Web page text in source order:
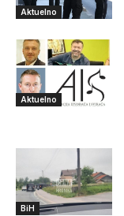
Aktuelno
Aktuelno
BiH